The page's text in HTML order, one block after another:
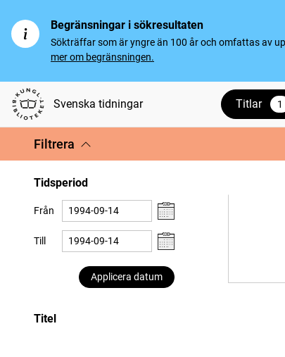
Begränsningar i sökresultaten
Sökträffar som är yngre än 100 år och omfattas av
mer om begränsningen.
Svenska tidningar Titlar 1
Filtrera
Tidsperiod
Från
Till
Applicera datum
Titel